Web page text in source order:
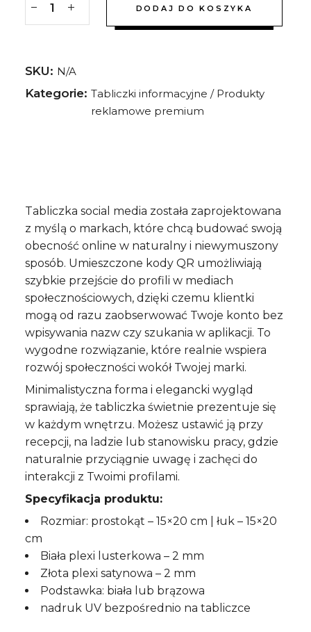
DODAJ DO KOSZYKA
SKU: N/A
Kategorie: Tabliczki informacyjne / Produkty
reklamowe premium
Tabliczka social media została zaprojektowana
z myślą o markach, które chcą budować swoją
obecność online w naturalny i niewymuszony
sposób. Umieszczone kody QR umożliwiają
szybkie przejście do profili w mediach
społecznościowych, dzięki czemu klientki
mogą od razu zaobserwować Twoje konto bez
wpisywania nazw czy szukania w aplikacji. To
wygodne rozwiązanie, które realnie wspiera
rozwój społeczności wokół Twojej marki.
Minimalistyczna forma i elegancki wygląd
sprawiają, że tabliczka świetnie prezentuje się
w każdym wnętrzu. Możesz ustawić ją przy
recepcji, na ladzie lub stanowisku pracy, gdzie
naturalnie przyciągnie uwagę i zachęci do
interakcji z Twoimi profilami.
Specyfikacja produktu:
Rozmiar: prostokąt – 15×20 cm | łuk – 15×20
cm
Biała plexi lusterkowa – 2 mm
Złota plexi satynowa – 2 mm
Podstawka: biała lub brązowa
nadruk UV bezpośrednio na tabliczce